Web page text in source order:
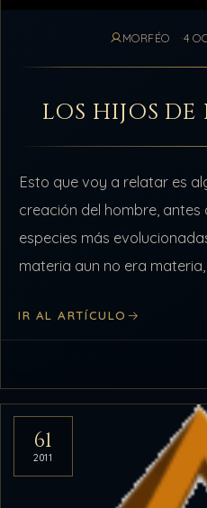
MORFÉO 4
LOS HIJOS DE
Esto que voy a relatar es
creación del hombre, antes
especies más
materia aun no era
IR AL ARTÍCULO
61
2011